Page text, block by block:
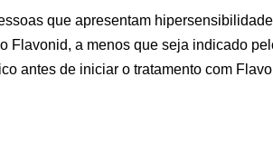
que apresentam
Flavonid, a menos que seja indicado
antes de iniciar o tratamento com